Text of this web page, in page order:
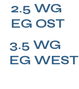
2.5 WG
EG OST
3.5 WG
EG WEST